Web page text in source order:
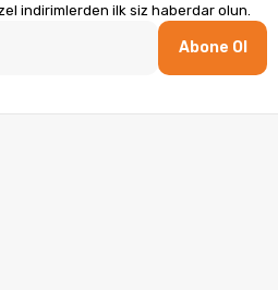
indirimlerden ilk siz haberdar olun.
Abone Ol